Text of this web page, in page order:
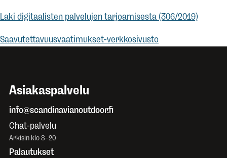
Laki digitaalisten palvelujen tarjoamisesta (306/2019)
Saavutettavuusvaatimukset-verkkosivusto
Asiakaspalvelu
info@scandinavianoutdoor.fi
Chat-palvelu
Arkisin klo 8–20
Palautukset